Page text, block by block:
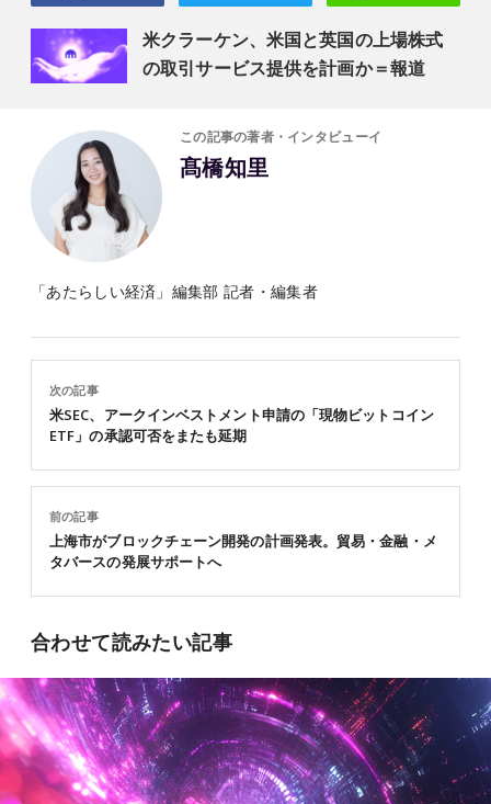
米クラーケン、米国と英国の上場株式
の取引サービス提供を計画か＝報道
この記事の著者・インタビューイ
髙橋知里
「あたらしい経済」編集部 記者・編集者
前の記事
上海市がブロックチェーン開発の計画発表。貿易・金融・メ
タバースの発展サポートへ
次の記事
米SEC、アークインベストメント申請の「現物ビットコイン
ETF」の承認可否をまたも延期
合わせて読みたい記事